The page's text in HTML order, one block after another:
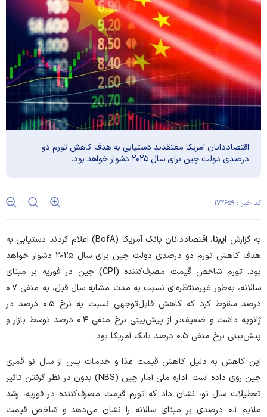
اقتصاددانان آمریکا معتقدند دستیابی به هدف کاهش تورم دو
درصدی دولت چین برای سال ۲۰۲۵ دشوار خواهد بود.
کد خبر : ۱۷۲۶۵۹
به گزارش ایبنا
، اقتصاددانان بانک آمریکا (BofA) اعلام کردند دستیابی به
هدف کاهش تورم دو درصدی دولت چین برای سال ۲۰۲۵ دشوار خواهد
بود. تورم شاخص قیمت مصرف‌کننده (CPI) چین در فوریه بر مبنای
سالانه، به‌طور غیرمنتظره‌ای نسبت به مدت مشابه سال قبل، به منفی ۰.۷
درصد سقوط کرد که کاهش قابل‌توجهی نسبت به نرخ ۰.۵ درصد در
ژانویه داشت و ضعیف‌تر از پیش‌بینی نرخ منفی ۰.۴ درصد توسط بازار و
پیش‌بینی نرخ منفی ۰.۵ درصد بانک آمریکا بود.
این کاهش به دلیل کاهش قیمت غذا و خدمات پس از سال نو قمری
چین روی داده است. اداره ملی آمار چین (NBS) بدون در نظر گرفتن تاثیر
تعطیلات سال نو، نشان داد که تورم قیمت مصرف‌کننده در فوریه، رشد
ملایم ۰.۱ درصدی بر مبنای سالانه را نشان می‌دهد و شاخص قیمت